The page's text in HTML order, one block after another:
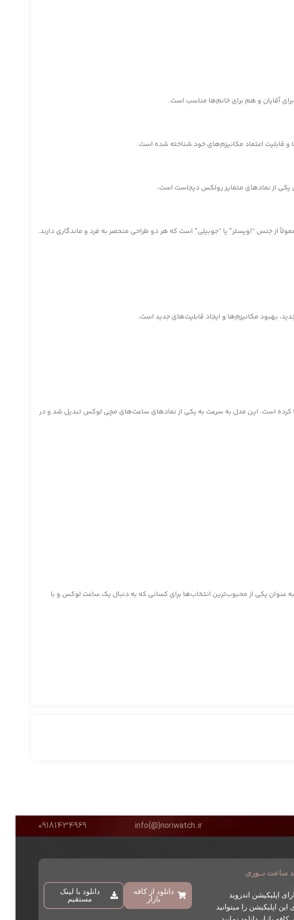
آقایان و هم برای خانم‌ها مناسب است.
قابلیت اعتماد مکانیزم‌های خود شناخته شده است.
یکی از نمادهای متمایز رولکس دیجاست است.
از جنس “اویستر” یا “جوبیلی” است که هر دو طراحی منحصر به فرد و ماندگاری دارند.
بهبود مکانیزم‌ها و ایجاد قابلیت‌های جدید است.
کرده است. این مدل به سرعت به یکی از نمادهای ساعت‌های مچی لوکس تبدیل شد و در
عنوان یکی از محبوب‌ترین انتخاب‌ها برای کسانی که به دنبال یک ساعت لوکس و با
info{@}noriwatch.ir
09181434969
ساعت نــوری
اپلیکیشن اندروید
اپلیکیشن را میتوانید
دانلود از کافه
بازار
دانلود با لینک
مستقیم